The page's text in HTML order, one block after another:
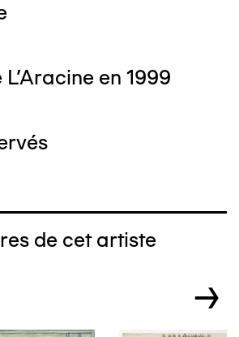
en 1999
de cet artiste
→